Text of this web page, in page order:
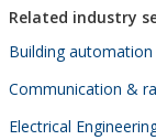
Related industry
Building
Communication &
Electrical